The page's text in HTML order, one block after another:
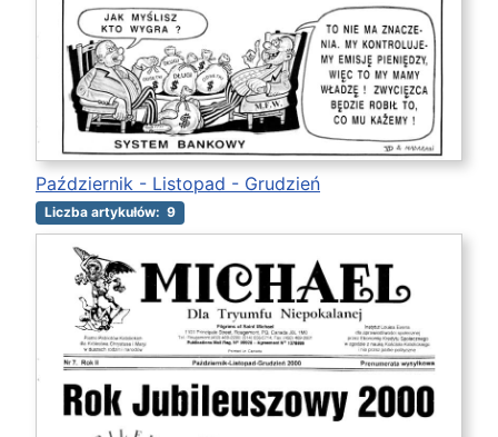
Październik - Listopad - Grudzień
Liczba artykułów: 9